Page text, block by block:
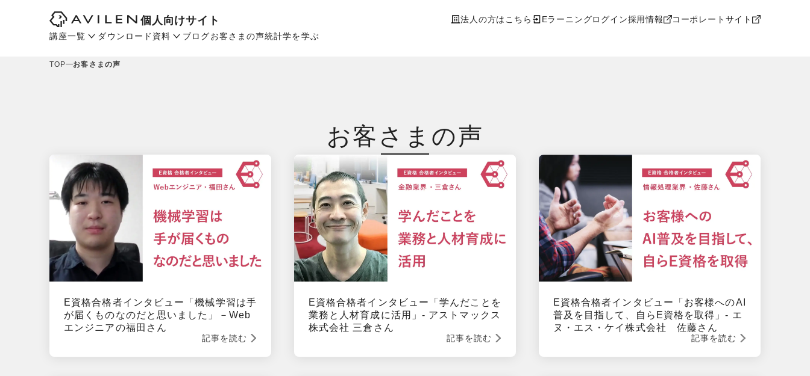
個人向けサイト 法人の方はこちら Eラーニングログイン採用情報
コーポレートサイト
講座一覧
ダウンロード資料 ブログお客さまの声統計学を学ぶ
TOP お客さまの声
お客さまの声
E資格合格者インタビュー「機械学習は手
が届くものなのだと思いました」－Web
エンジニアの福田さん
記事を読む
E資格合格者インタビュー「学んだことを
業務と人材育成に活用」- アストマックス
株式会社 三倉さん
記事を読む
E資格合格者インタビュー「お客様へのAI
普及を目指して、自らE資格を取得」- エ
ヌ・エス・ケイ株式会社　佐藤さん
記事を読む